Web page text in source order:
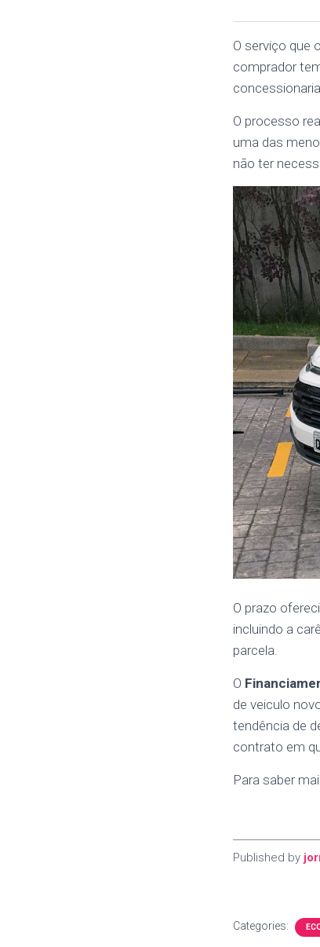
O serviço que o
comprador
O processo
uma das
não ter
O prazo
incluindo a
parcela.
O
de veiculo
tendência de
contrato em
Para saber
Published by
Categories: